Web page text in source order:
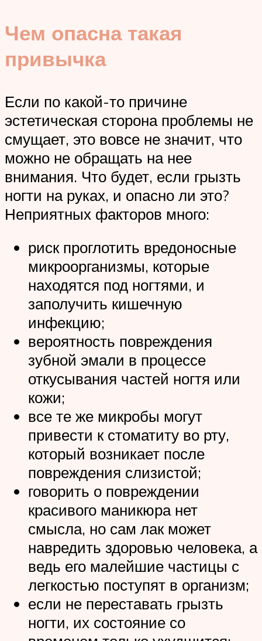
Чем опасна такая
привычка
Если по какой-то причине
эстетическая сторона проблемы не
смущает, это вовсе не значит, что
можно не обращать на нее
внимания. Что будет, если грызть
ногти на руках, и опасно ли это?
Неприятных факторов много:
риск проглотить вредоносные
микроорганизмы, которые
находятся под ногтями, и
заполучить кишечную
инфекцию;
вероятность повреждения
зубной эмали в процессе
откусывания частей ногтя или
кожи;
все те же микробы могут
привести к стоматиту во рту,
который возникает после
повреждения слизистой;
говорить о повреждении
красивого маникюра нет
смысла, но сам лак может
навредить здоровью человека, а
ведь его малейшие частицы с
легкостью поступят в организм;
если не переставать грызть
ногти, их состояние со